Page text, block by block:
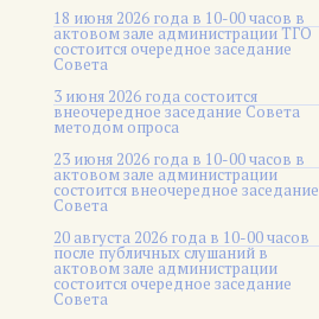
18 июня 2026 года в 10-00 часов в
актовом зале администрации ТГО
состоится очередное заседание
Совета
3 июня 2026 года состоится
внеочередное заседание Совета
методом опроса
23 июня 2026 года в 10-00 часов в
актовом зале администрации
состоится внеочередное заседание
Совета
20 августа 2026 года в 10-00 часов
после публичных слушаний в
актовом зале администрации
состоится очередное заседание
Совета